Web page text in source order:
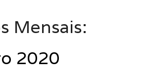
Mensais:
2020